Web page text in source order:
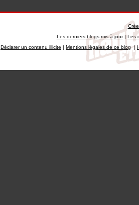
Les derniers blogs mis à jour|Les
Déclarer un contenu illicite | Mentions légales de ce blog|